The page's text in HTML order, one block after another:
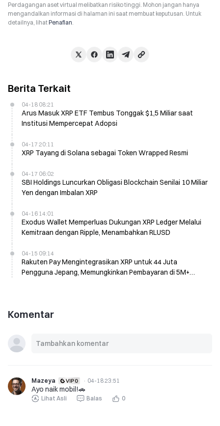
Perdagangan aset virtual melibatkan risiko tinggi. Mohon jangan hanya
mengandalkan informasi di halaman ini saat membuat keputusan. Untuk
detailnya, lihatPenafian.
Berita Terkait
04-18 08:21
Arus Masuk XRP ETF Tembus Tonggak $1,5 Miliar saat
Institusi Mempercepat Adopsi
04-17 20:11
XRP Tayang di Solana sebagai Token Wrapped Resmi
04-17 06:02
SBI Holdings Luncurkan Obligasi Blockchain Senilai 10 Miliar
Yen dengan Imbalan XRP
04-16 14:01
Exodus Wallet Memperluas Dukungan XRP Ledger Melalui
Kemitraan dengan Ripple, Menambahkan RLUSD
04-15 09:14
Rakuten Pay Mengintegrasikan XRP untuk 44 Juta
Pengguna Jepang, Memungkinkan Pembayaran di 5M+
Komentar
Mazeya · 04-18 23:51
Ayo naik mobil!🚗
Lihat Asli Balas 0